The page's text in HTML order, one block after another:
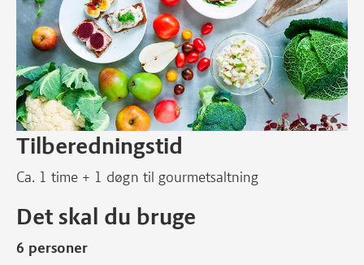
Tilberedningstid
Ca. 1 time + 1 døgn til gourmetsaltning
Det skal du bruge
6 personer